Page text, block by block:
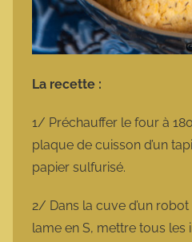
La recette :
1/ Préchauffer le four à
plaque de cuisson d’un
papier sulfurisé.
2/ Dans la cuve d’un
lame en S, mettre tous les